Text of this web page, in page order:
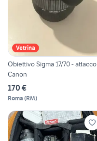
Vetrina
Obiettivo Sigma 17/70 - attacco
Canon
170 €
Roma (RM)